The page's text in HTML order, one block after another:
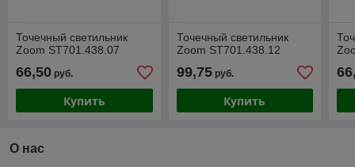
Точечный светильник
Zoom ST701.438.07
66,50 руб.
Купить
Точечный светильник
Zoom ST701.438.12
99,75руб.
Купить
О нас